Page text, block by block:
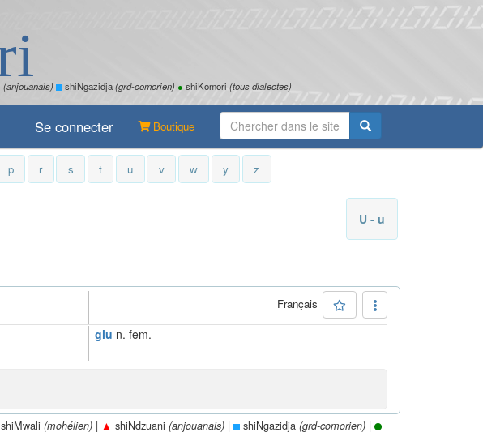
(anjouanais) shiNgazidja(grd-comorien) ● shiKomori (tous dialectes)
Boutique
Se connecter
p r s t u v w y z
U - u
Français
glu n. fem.
shiMwali (mohélien) | ▲ shiNdzuani (anjouanais) | shiNgazidja (grd-comorien) |